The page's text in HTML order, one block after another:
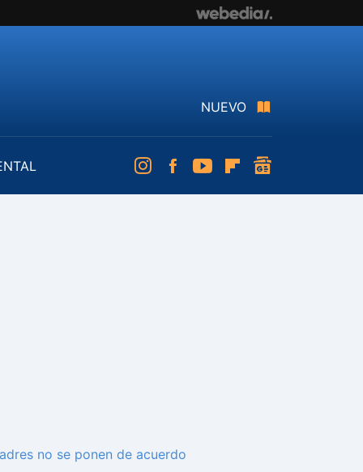
NUEVO
InstagramFacebookYoutubeFlipboard
no se ponen de acuerdo